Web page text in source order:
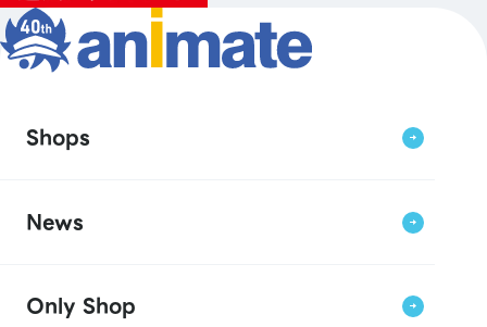
Shops
News
Only Shop